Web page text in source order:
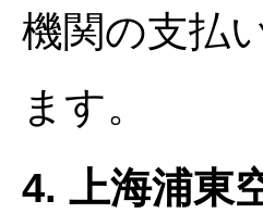
機関の支払
ます。
4. 上海浦東